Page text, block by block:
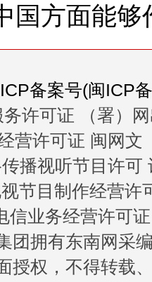
国方面能
备案号(闽ICP
务许可证 （署）
营许可证 闽网文
播视听节目许可
节目制作经营许
信业务经营许可
团拥有东南网采
授权，不得转载